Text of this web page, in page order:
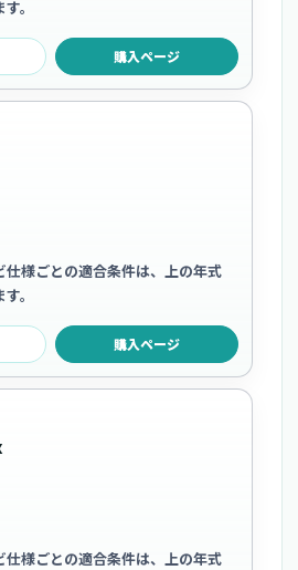
。
購入ページ
様ごとの適合条件は、上の年式
。
購入ページ
様ごとの適合条件は、上の年式